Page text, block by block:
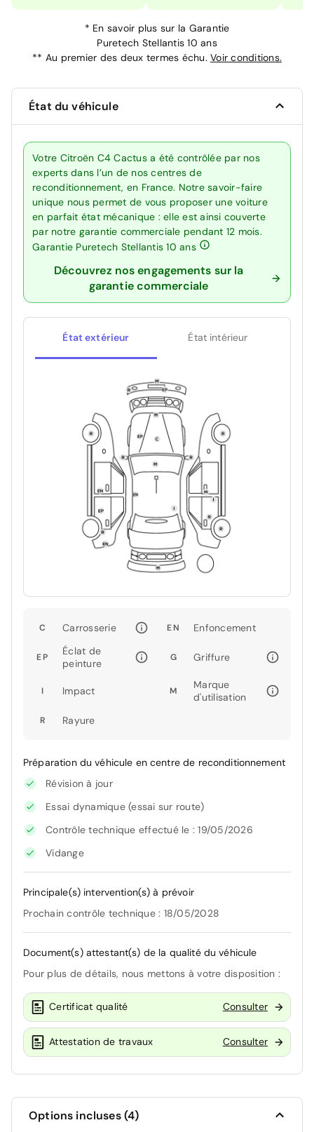
* En savoir plus sur la Garantie
Puretech Stellantis 10 ans
** Au premier des deux termes échu. Voir conditions.
État du véhicule
Votre Citroën C4 Cactus a été contrôlée par nos
experts dans l’un de nos centres de
reconditionnement, en France. Notre savoir-faire
unique nous permet de vous proposer une voiture
en parfait état mécanique : elle est ainsi couverte
par notre garantie commerciale pendant 12 mois.
Garantie Puretech Stellantis 10 ans
Découvrez nos engagements sur la
garantie commerciale
État extérieur État intérieur
C Carrosserie EN Enfoncement
EP
Éclat de
peinture
G Griffure
I Impact M
Marque
d'utilisation
R Rayure
Préparation du véhicule en centre de reconditionnement
Révision à jour
Essai dynamique (essai sur route)
Contrôle technique effectué le : 19/05/2026
Vidange
Principale(s) intervention(s) à prévoir
Prochain contrôle technique : 18/05/2028
Document(s) attestant(s) de la qualité du véhicule
Pour plus de détails, nous mettons à votre disposition :
Certificat qualité Consulter
Attestation de travaux Consulter
Options incluses (4)